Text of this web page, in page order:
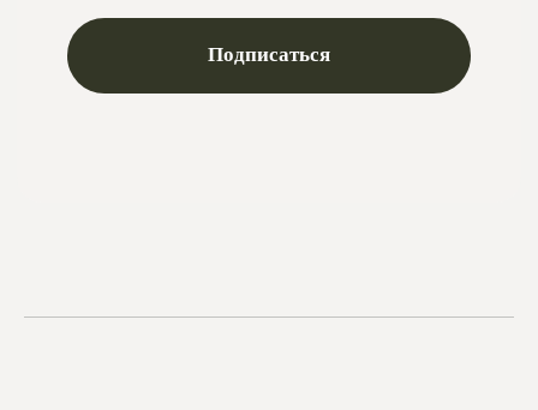
VKontakte
проект Meta Platforms, деятельность в РФ запрещена